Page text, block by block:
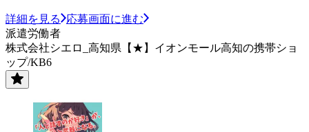
詳細を見る
応募画面に進む
派遣労働者
株式会社シエロ_高知県【★】イオンモール高知の携帯ショ
ップ/KB6